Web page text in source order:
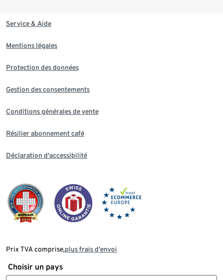
Service & Aide
Mentions légales
Protection des données
Gestion des consentements
Conditions générales de vente
Résilier abonnement café
Déclaration d'accessibilité
Prix TVA comprise,plus frais d‘envoi
Choisir un pays